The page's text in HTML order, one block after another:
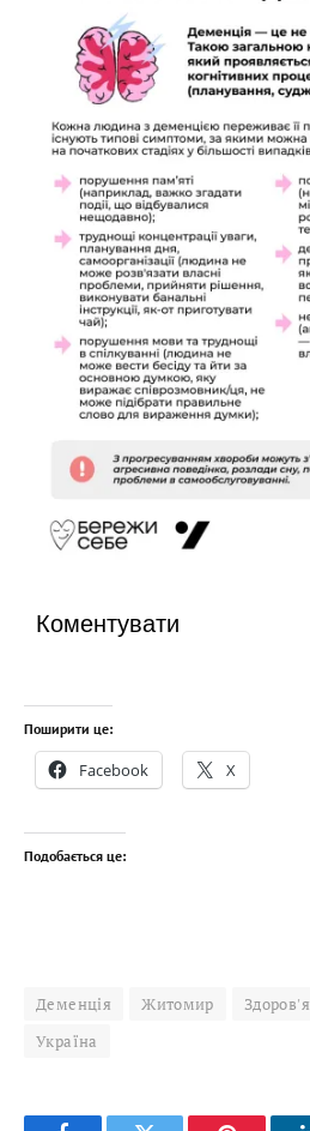
Коментувати
Поширити це:
Facebook X
Подобається це:
Деменція Житомир Здоров'я
Україна